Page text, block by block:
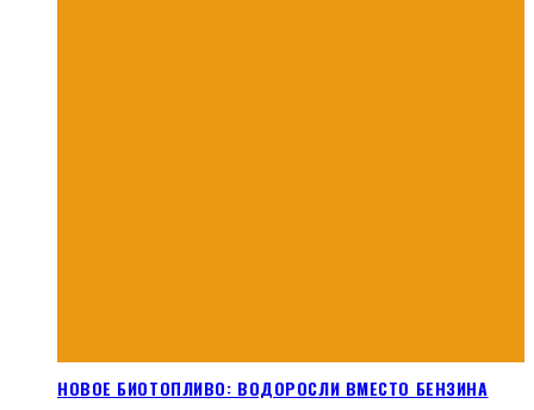
НОВОЕ БИОТОПЛИВО: ВОДОРОСЛИ ВМЕСТО БЕНЗИНА